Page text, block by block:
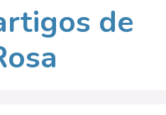
de